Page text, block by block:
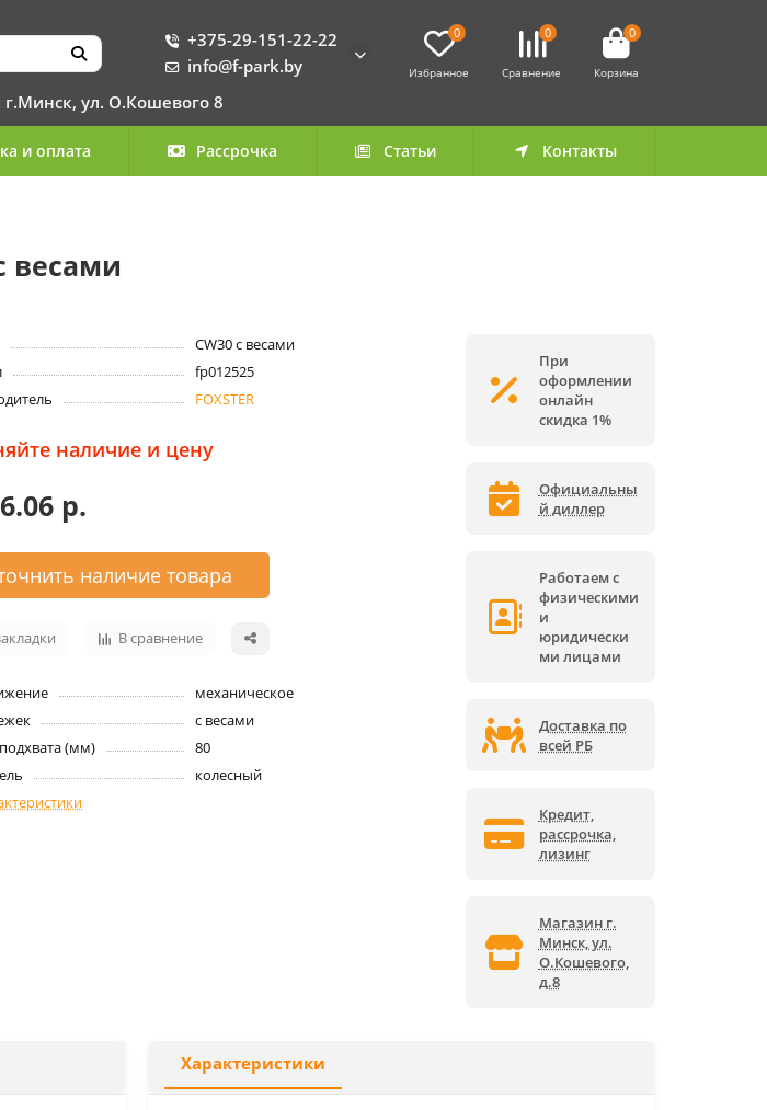
+375-29-151-22-22
info@f-park.by
0
Избранное
0
Сравнение
0
Корзина
г.Минск, ул. О.Кошевого 8
и оплата Рассрочка Статьи Контакты
весами
CW30 с весами
fp012525
FOXSTER
наличие и цену
р.
наличие товара
В сравнение
механическое
c весами
(мм)
80
колесный
При
оформлении
онлайн
скидка 1%
Официальны
й диллер
Работаем с
физическими
и
юридически
ми лицами
Доставка по
всей РБ
Кредит,
рассрочка,
лизинг
Магазин г.
Минск, ул.
О.Кошевого,
д.8
Характеристики